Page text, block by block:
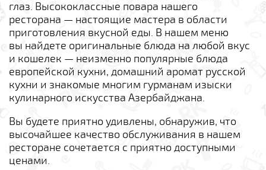
глаз. Высококлассные повара нашего
ресторана — настоящие мастера в области
приготовления вкусной еды. В нашем меню
вы найдете оригинальные блюда на любой вкус
и кошелек — неизменно популярные блюда
европейской кухни, домашний аромат русской
кухни и знакомые многим гурманам изыски
кулинарного искусства Азербайджана.
Вы будете приятно удивлены, обнаружив, что
высочайшее качество обслуживания в нашем
ресторане сочетается с приятно доступными
ценами.